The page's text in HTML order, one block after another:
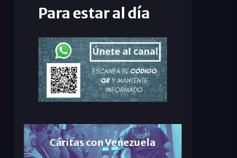
Para estar al día
Cáritas con Venezuela